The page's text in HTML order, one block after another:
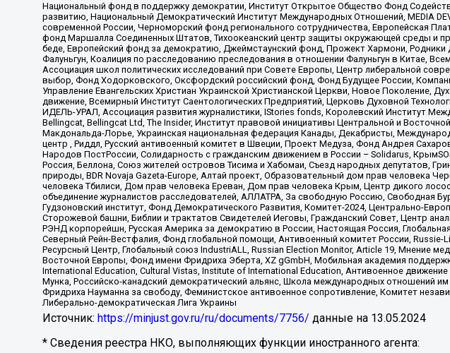
Национальный фонд в поддержку демократии, Институт Открытое Общество Фонд
развитию, Национальный Демократический Институт Международных Отношений, MEDIA
современной России, Черноморский фонд регионального сотрудничества, Европейская
фонд Маршалла Соединенных Штатов, Тихоокеанский центр защиты окружающей среды и
беде, Европейский фонд за демократию, Джеймстаунский фонд, Прожект Хармони, Родники
Фалуньгун, Коалиция по расследованию преследования в отношении Фалуньгун в Китае,
Ассоциация школ политических исследований при Совете Европы, Центр либеральной
выбор, Фонд Ходорковского, Оксфордский российский фонд, Фонд Будущее России,
Управление Евангельских Христиан Украинской Христианской Церкви, Новое Поколение,
движение, Всемирный Институт Саентологических Предприятий, Церковь Духовной
ИДЕЛЬ-УРАЛ, Ассоциация развития журналистики, IStories fonds, Королевский Институт
Bellingcat, Bellingcat Ltd, The Insider, Институт правовой инициативы Центральной и
Макдональда-Лорье, Украинская национальная федерация Канады, Декабристы,
центр , Риддл, Русский антивоенный комитет в Швеции, Проект Медуза, Фонд Андрея
Народов ПостРоссии, Солидарность с гражданским движением в России – Solidarus,
Россия, Беллона, Союз жителей островов Тисима и Хабомаи, Съезд народных депутатов,
природы, BDR Novaja Gazeta-Europe, Алтай проект, Образовательный дом прав человека
человека Тбилиси, Дом прав человека Ереван, Дом прав человека Крым, Центр дикого
объединение журналистов расследователей, АЛЛАТРА, За свободную Россию, Свободная
Гудзоновский институт, Фонд Демократического Развития, Комитет-2024, Центрально-
Сторожевой башни, Библии и трактатов Свидетелей Иеговы, Гражданский Совет, Центр
РЭНД корпорейшн, Русская Америка за демократию в России, Настоящая Россия,
Северный Рейн-Вестфалия, Фонд глобальной помощи, Антивоенный комитет России,
Ресурсный Центр, Глобальный союз IndustriALL, Russian Election Monitor, Article 19, Мнение
Восточной Европы, Фонд имени Фридриха Эберта, XZ gGmbH, Мобильная академия
International Education, Cultural Vistas, Institute of International Education, Антивоенное
Мунка, Российско-канадский демократический альянс, Школа международных отношений
Фридриха Науманна за свободу, Феминистское антивоенное сопротивление, Комитет
Либерально-демократическая Лига Украины
Источник: https://minjust.gov.ru/ru/documents/7756/ данные на 13.05.2024
* Сведения реестра НКО, выполняющих функции иностранного агента: